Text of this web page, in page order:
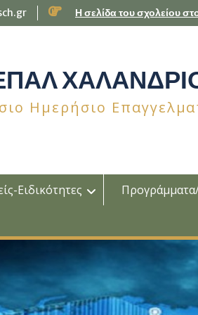
Η σελίδα του σχολείου
Ημερήσιο
Ειδικότητες